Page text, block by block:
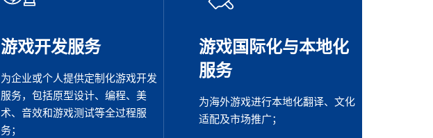
游戏开发服务
为企业或个人提供定制化游戏开发
服务，包括原型设计、编程、美
术、音效和游戏测试等全过程服
务；
游戏国际化与本地化
服务
为海外游戏进行本地化翻译、文化
适配及市场推广；